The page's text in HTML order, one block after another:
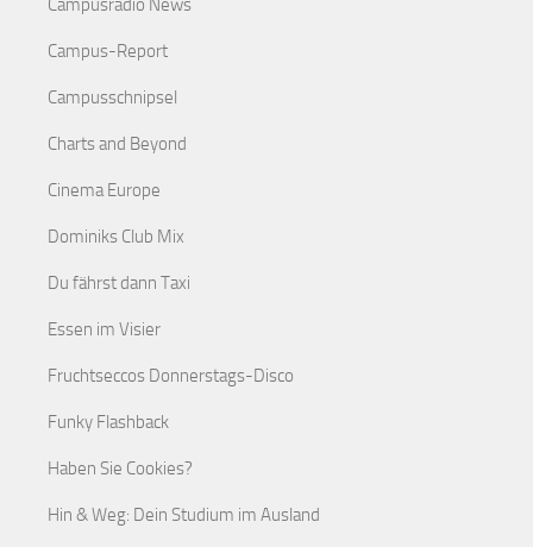
Campusradio News
Campus-Report
Campusschnipsel
Charts and Beyond
Cinema Europe
Dominiks Club Mix
Du fährst dann Taxi
Essen im Visier
Fruchtseccos Donnerstags-Disco
Funky Flashback
Haben Sie Cookies?
Hin & Weg: Dein Studium im Ausland